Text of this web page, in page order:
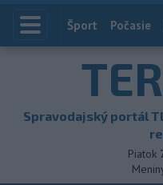
Index
Šport Počasie
Spravodajský portál
Piatok